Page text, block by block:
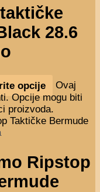
28.6
opcije
Ovaj
Opcije mogu biti
proizvoda.
Ripstop